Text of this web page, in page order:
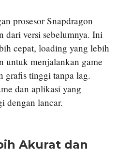
prosesor Snapdragon
dari versi sebelumnya. Ini
cepat, loading yang lebih
untuk menjalankan game
grafis tinggi tanpa lag.
dan aplikasi yang
dengan lancar.
Akurat dan